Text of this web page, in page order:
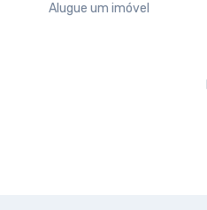
Alugue um imóvel